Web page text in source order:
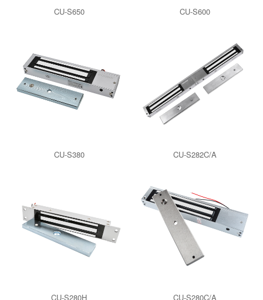
CU-S650 CU-S600
CU-S380 CU-S282C/A
CU-S280H CU-S280C/A